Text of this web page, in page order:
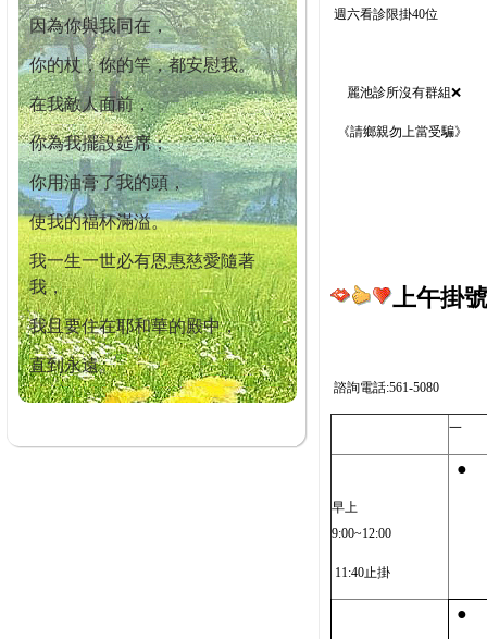
因為你與我同在，
你的杖，你的竿，都安慰我。
在我敵人面前，
你為我擺設筵席；
你用油膏了我的頭，
使我的福杯滿溢。
我一生一世必有恩惠慈愛隨著
我，
我且要住在耶和華的殿中，
直到永遠。
週六看診限掛40位
麗池診所沒有群組❌
《請鄉親勿上當受騙》
上午掛
諮詢電話:561-5080
一
早上
9:00~12:00
11:40止掛
●
●